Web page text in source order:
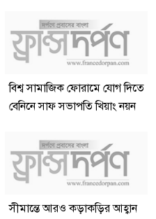
বিশ্ব সামাজিক ফোরামে যোগ দিতে
বেনিনে সাফ সভাপতি খিয়াং নয়ন
সীমান্তে আরও কড়াকড়ির আহ্বান